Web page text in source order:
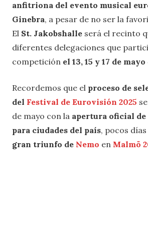
anfitriona del evento musical
Ginebra, a pesar de no ser la
El St. Jakobshalle será el recinto
diferentes delegaciones que
competición el 13, 15 y 17 de mayo
Recordemos que el proceso de
del Festival de Eurovisión 2025
de mayo con la apertura oficial
para ciudades del país, pocos
gran triunfo de Nemo en Malmö